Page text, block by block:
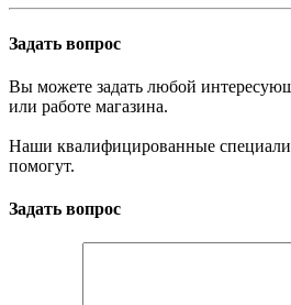
Задать вопрос
Вы можете задать любой
или работе магазина.
Наши квалифицированные
помогут.
Задать вопрос